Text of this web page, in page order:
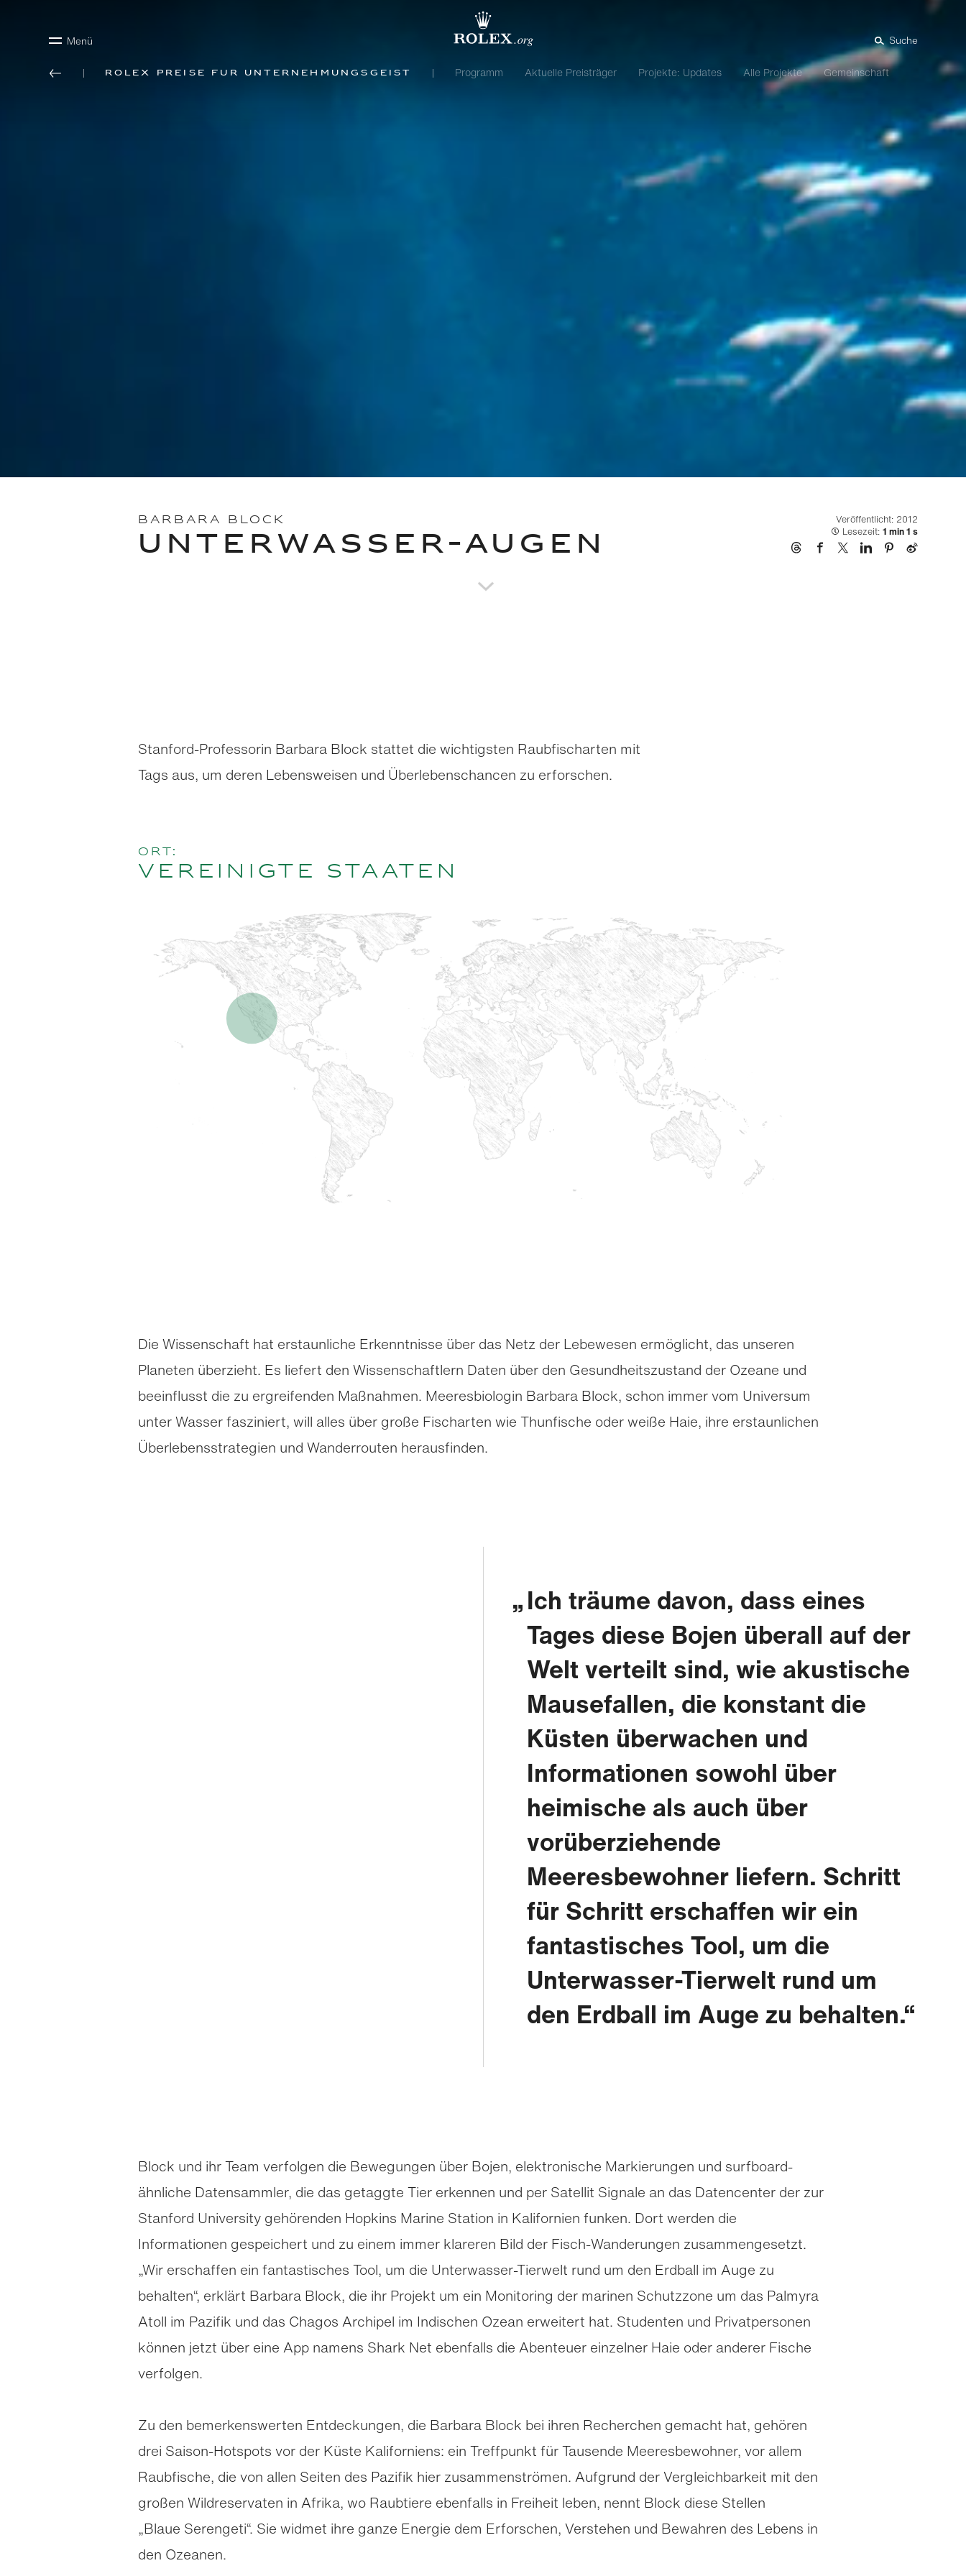
Menü Suche
Rolex Preise für Unternehmungsgeist Programm Aktuelle Preisträger Projekte: Updates Alle Projekte Gemeinschaft
BARBARA BLOCK
UNTERWASSER-AUGEN
Veröffentlicht: 2012
Lesezeit: 1 min 1 s
Stanford-Professorin Barbara Block stattet die wichtigsten Raubfischarten mit
Tags aus, um deren Lebensweisen und Überlebenschancen zu erforschen.
Ort:
Vereinigte Staaten
Die Wissenschaft hat erstaunliche Erkenntnisse über das Netz der Lebewesen ermöglicht, das unseren
Planeten überzieht. Es liefert den Wissenschaftlern Daten über den Gesundheitszustand der Ozeane und
beeinflusst die zu ergreifenden Maßnahmen. Meeresbiologin Barbara Block, schon immer vom Universum
unter Wasser fasziniert, will alles über große Fischarten wie Thunfische oder weiße Haie, ihre erstaunlichen
Überlebens­strategien und Wanderrouten herausfinden.
Ich träume davon, dass eines
Tages diese Bojen überall auf der
Welt verteilt sind, wie akustische
Mausefallen, die konstant die
Küsten überwachen und
Informationen sowohl über
heimische als auch über
vorüberziehende
Meeresbewohner liefern. Schritt
für Schritt erschaffen wir ein
fantastisches Tool, um die
Unterwasser-Tierwelt rund um
den Erdball im Auge zu behalten.
Block und ihr Team verfolgen die Bewegungen über Bojen, elektronische Markierungen und surfboard­
ähnliche Datensammler, die das getaggte Tier erkennen und per Satellit Signale an das Datencenter der zur
Stanford University gehörenden Hopkins Marine Station in Kalifornien funken. Dort werden die
Informationen gespeichert und zu einem immer klareren Bild der Fisch-Wanderungen zusammengesetzt.
„Wir erschaffen ein fantastisches Tool, um die Unterwasser-Tierwelt rund um den Erdball im Auge zu
behalten“, erklärt Barbara Block, die ihr Projekt um ein Monitoring der marinen Schutzzone um das Palmyra
Atoll im Pazifik und das Chagos Archipel im Indischen Ozean erweitert hat. Studenten und Privat­personen
können jetzt über eine App namens Shark Net ebenfalls die Abenteuer einzelner Haie oder anderer Fische
verfolgen.
Zu den bemerkenswerten Entdeckungen, die Barbara Block bei ihren Recherchen gemacht hat, gehören
drei Saison-Hotspots vor der Küste Kaliforniens: ein Treffpunkt für Tausende Meeres­bewohner, vor allem
Raubfische, die von allen Seiten des Pazifik hier zusammenströmen. Aufgrund der Vergleichbarkeit mit den
großen Wildreservaten in Afrika, wo Raubtiere ebenfalls in Freiheit leben, nennt Block diese Stellen
„Blaue Serengeti“. Sie widmet ihre ganze Energie dem Erforschen, Verstehen und Bewahren des Lebens in
den Ozeanen.